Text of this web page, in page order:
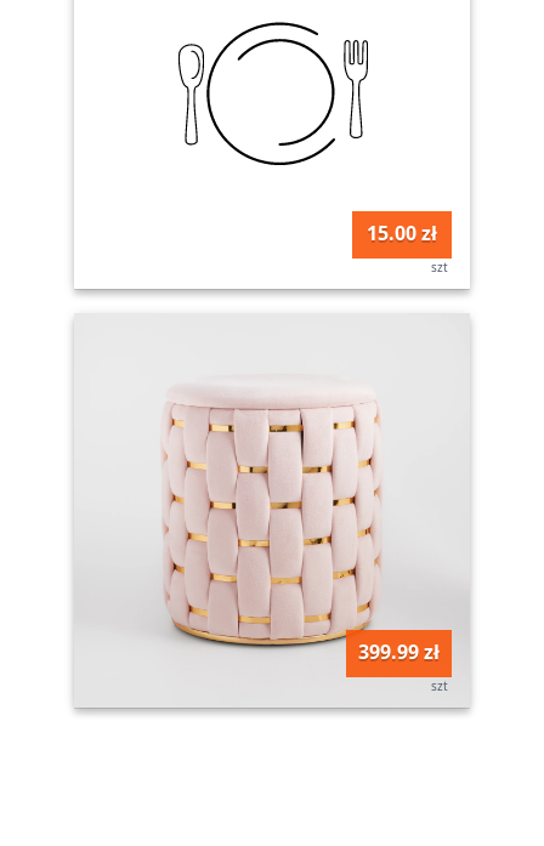
15.00 zł
szt
399.99 zł
szt